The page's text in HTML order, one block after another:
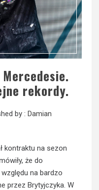
rekordy.
by : Damian
kontraktu na sezon
że do
na bardzo
przez Brytyjczyka. W